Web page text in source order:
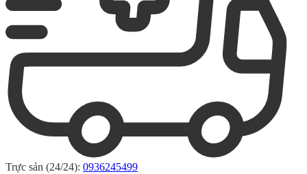
Trực sản (24/24): 0936245499